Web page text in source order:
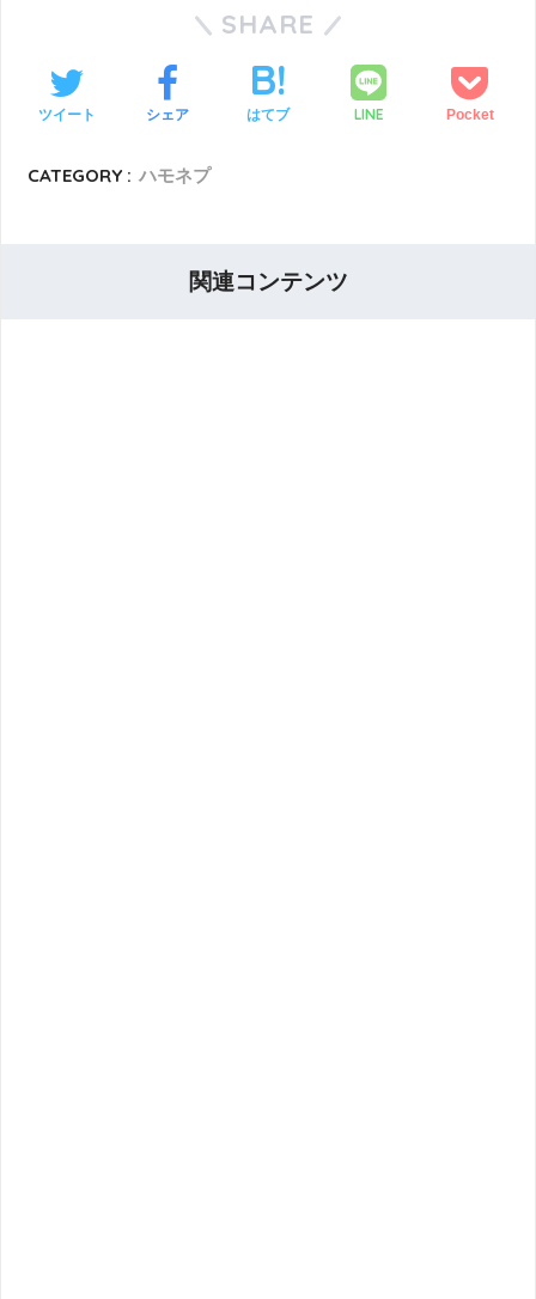
SHARE
ツイート シェア はてブ LINE Pocket
CATEGORY : ハモネプ
関連コンテンツ